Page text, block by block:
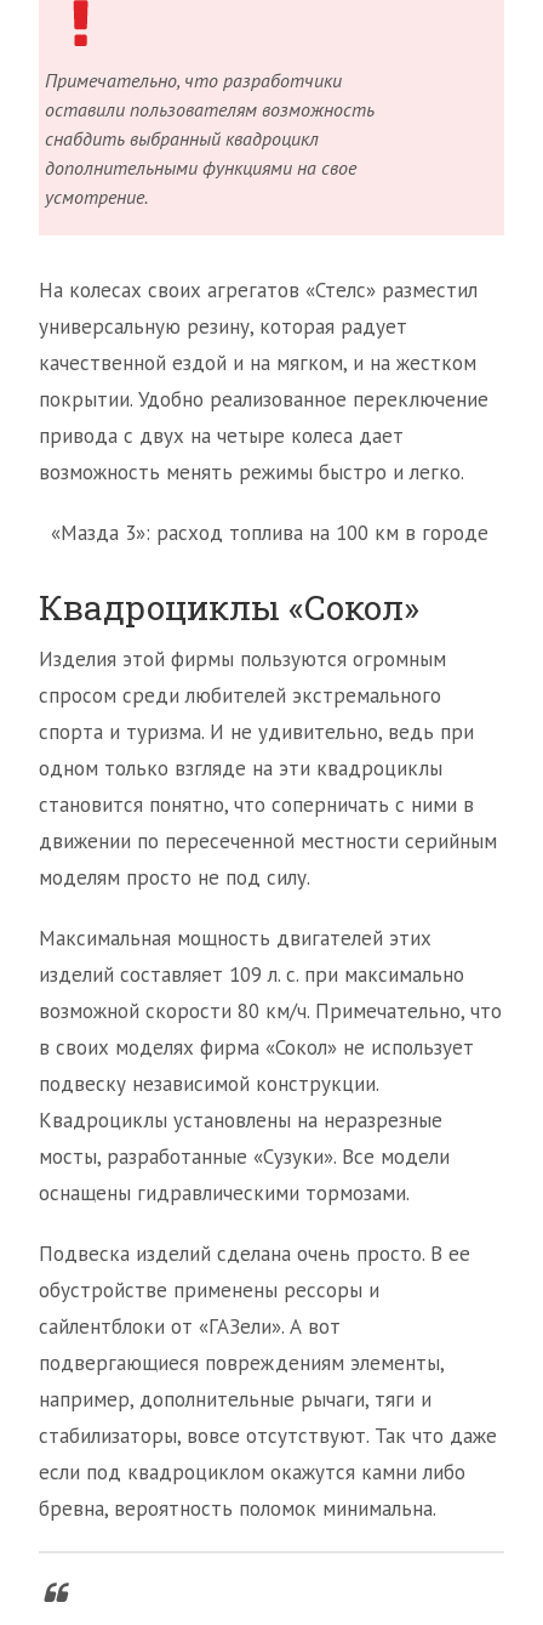
Примечательно, что разработчики
оставили пользователям возможность
снабдить выбранный квадроцикл
дополнительными функциями на свое
усмотрение.
На колесах своих агрегатов «Стелс» разместил
универсальную резину, которая радует
качественной ездой и на мягком, и на жестком
покрытии. Удобно реализованное переключение
привода с двух на четыре колеса дает
возможность менять режимы быстро и легко.
«Мазда 3»: расход топлива на 100 км в городе
Квадроциклы «Сокол»
Изделия этой фирмы пользуются огромным
спросом среди любителей экстремального
спорта и туризма. И не удивительно, ведь при
одном только взгляде на эти квадроциклы
становится понятно, что соперничать с ними в
движении по пересеченной местности серийным
моделям просто не под силу.
Максимальная мощность двигателей этих
изделий составляет 109 л. с. при максимально
возможной скорости 80 км/ч. Примечательно, что
в своих моделях фирма «Сокол» не использует
подвеску независимой конструкции.
Квадроциклы установлены на неразрезные
мосты, разработанные «Сузуки». Все модели
оснащены гидравлическими тормозами.
Подвеска изделий сделана очень просто. В ее
обустройстве применены рессоры и
сайлентблоки от «ГАЗели». А вот
подвергающиеся повреждениям элементы,
например, дополнительные рычаги, тяги и
стабилизаторы, вовсе отсутствуют. Так что даже
если под квадроциклом окажутся камни либо
бревна, вероятность поломок минимальна.